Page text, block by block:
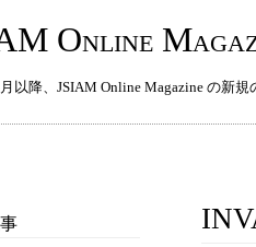
Online
以降、JSIAM Online Magazine の新規